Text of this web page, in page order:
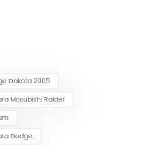
Dakota 2005
Mitsubishi Raider
Dodge